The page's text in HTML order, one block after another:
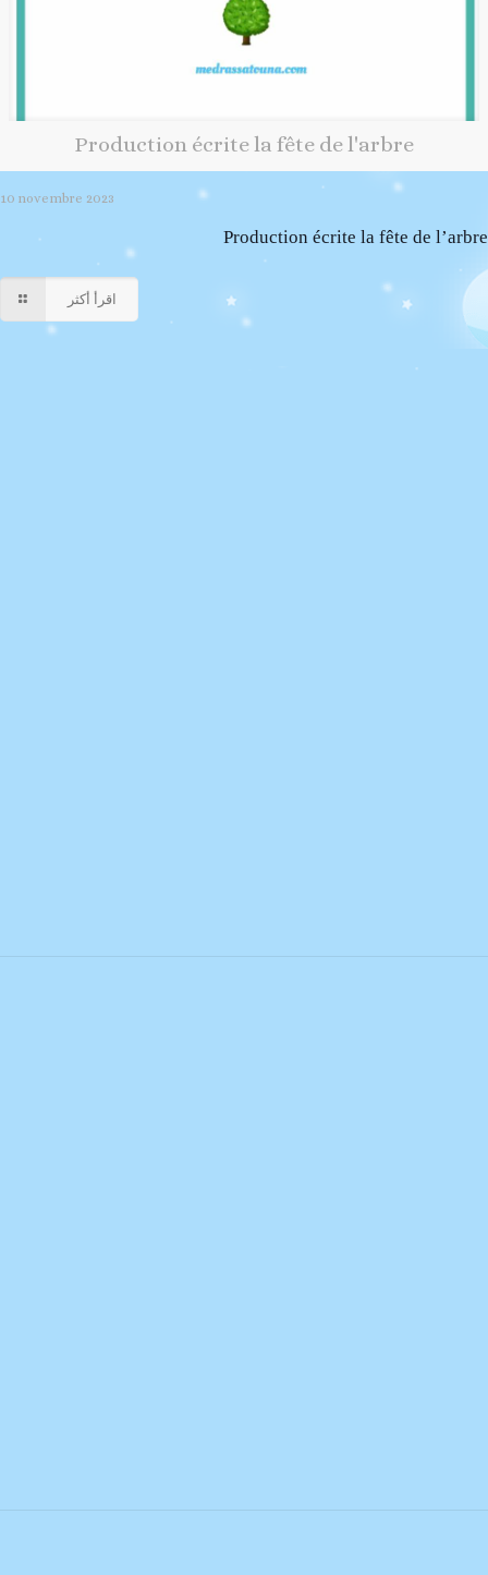
Production écrite la fête de l'arbre
10 novembre 2023
Production écrite la fête de l’arbre
اقرأ أكثر